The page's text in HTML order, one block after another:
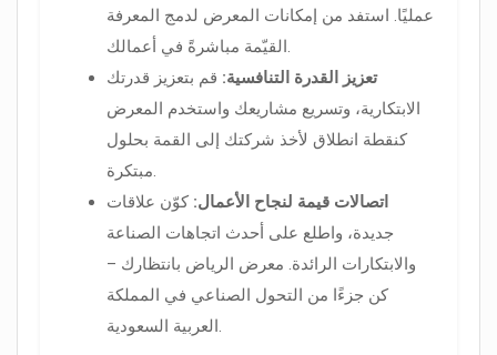
عمليًا. استفد من إمكانات المعرض لدمج المعرفة
القيّمة مباشرةً في أعمالك.
تعزيز القدرة التنافسية: قم بتعزيز قدرتك
الابتكارية، وتسريع مشاريعك واستخدم المعرض
كنقطة انطلاق لأخذ شركتك إلى القمة بحلول
مبتكرة.
اتصالات قيمة لنجاح الأعمال: كوّن علاقات
جديدة، واطلع على أحدث اتجاهات الصناعة
والابتكارات الرائدة. معرض الرياض بانتظارك –
كن جزءًا من التحول الصناعي في المملكة
العربية السعودية.